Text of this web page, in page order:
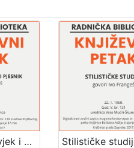
Mažuranić, čovjek i pjesnik : Književni petak, 29. 1. 1965. / govori Ivo Frangeš ; urednik Stanislav Škunca